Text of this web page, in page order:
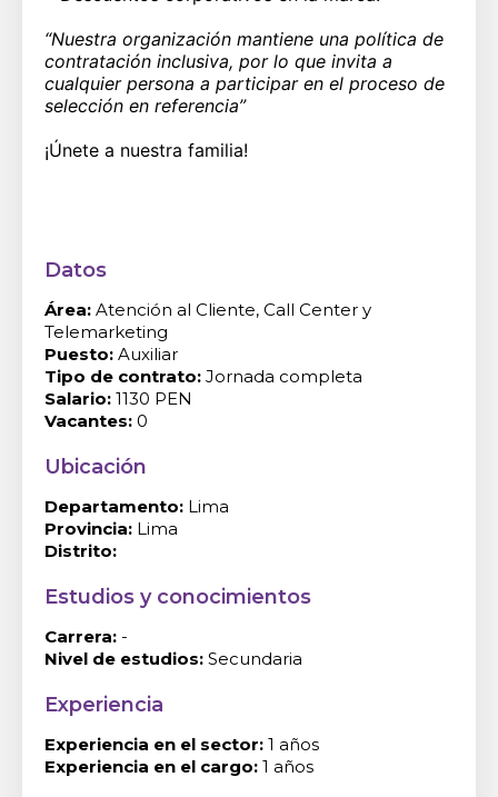
“Nuestra organización mantiene una política de
contratación inclusiva, por lo que invita a
cualquier persona a participar en el proceso de
selección en referencia”
¡Únete a nuestra familia!
Datos
Área: Atención al Cliente, Call Center y
Telemarketing
Puesto: Auxiliar
Tipo de contrato: Jornada completa
Salario: 1130 PEN
Vacantes: 0
Ubicación
Departamento: Lima
Provincia: Lima
Distrito:
Estudios y conocimientos
Carrera: -
Nivel de estudios: Secundaria
Experiencia
Experiencia en el sector: 1 años
Experiencia en el cargo: 1 años